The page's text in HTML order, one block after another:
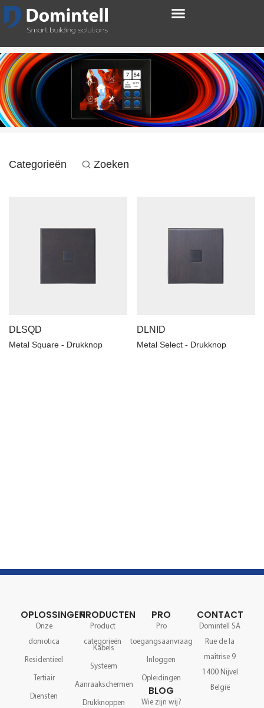
Categorieën Zoeken
DLSQD
Metal Square - Drukknop
DLNID
Metal Select - Drukknop
OPLOSSINGEN
Onze
domotica
Residentieel
Tertiair
Diensten
PRODUCTEN
Product
categorieën
Kabels
Systeem
Aanraakschermen
Drukknoppen
PRO
Pro
toegangsaanvraag
Inloggen
Opleidingen
BLOG
Wie zijn wij?
CONTACT
Domintell SA
Rue de la
maîtrise 9
1400 Nijvel
België